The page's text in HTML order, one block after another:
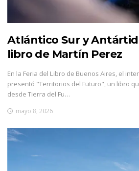
Atlántico Sur y
libro de Martín Perez
En la Feria del Libro de Buenos Aires, el
presentó "Territorios del Futuro", un libro
desde Tierra del Fu…
mayo 8, 2026